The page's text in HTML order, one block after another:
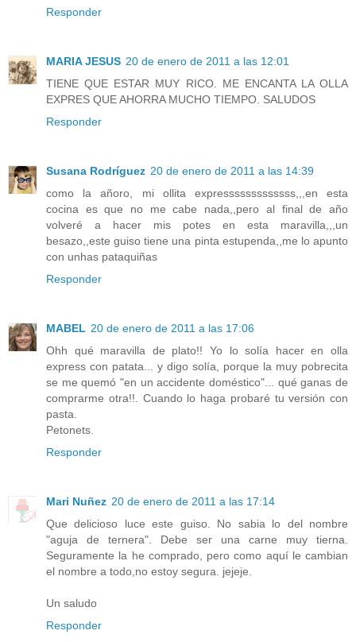
Responder
MARIA JESUS 20 de enero de 2011 a las 12:01
TIENE QUE ESTAR MUY RICO. ME ENCANTA LA OLLA
EXPRES QUE AHORRA MUCHO TIEMPO. SALUDOS
Responder
Susana Rodríguez 20 de enero de 2011 a las 14:39
como la añoro, mi ollita expresssssssssssss,,,en esta
cocina es que no me cabe nada,,pero al final de año
volveré a hacer mis potes en esta maravilla,,,un
besazo,,este guiso tiene una pinta estupenda,,me lo apunto
con unhas pataquiñas
Responder
MABEL 20 de enero de 2011 a las 17:06
Ohh qué maravilla de plato!! Yo lo solía hacer en olla
express con patata... y digo solía, porque la muy pobrecita
se me quemó "en un accidente doméstico"... qué ganas de
comprarme otra!!. Cuando lo haga probaré tu versión con
pasta.
Petonets.
Responder
Mari Nuñez 20 de enero de 2011 a las 17:14
Que delicioso luce este guiso. No sabia lo del nombre
"aguja de ternera". Debe ser una carne muy tierna.
Seguramente la he comprado, pero como aquí le cambian
el nombre a todo,no estoy segura. jejeje.
Un saludo
Responder